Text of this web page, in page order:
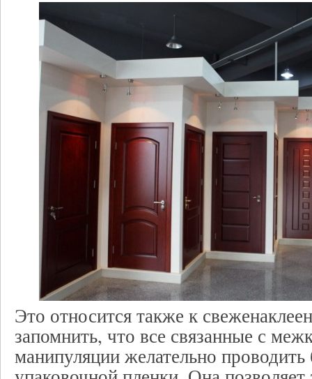
Это относится также к
запомнить, что все связанные с
манипуляции желательно проводить